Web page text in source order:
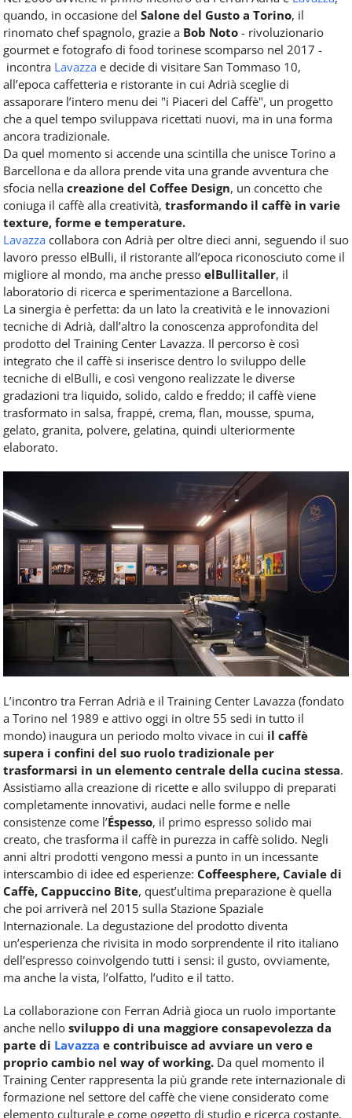
quando, in occasione del Salone del Gusto a Torino, il
rinomato chef spagnolo, grazie a Bob Noto - rivoluzionario
gourmet e fotografo di food torinese scomparso nel 2017 -
incontra Lavazza e decide di visitare San Tommaso 10,
all’epoca caffetteria e ristorante in cui Adrià sceglie di
assaporare l’intero menu dei "i Piaceri del Caffè", un progetto
che a quel tempo sviluppava ricettati nuovi, ma in una forma
ancora tradizionale.
Da quel momento si accende una scintilla che unisce Torino a
Barcellona e da allora prende vita una grande avventura che
sfocia nella creazione del Coffee Design, un concetto che
coniuga il caffè alla creatività, trasformando il caffè in varie
texture, forme e temperature.
Lavazza collabora con Adrià per oltre dieci anni, seguendo il suo
lavoro presso elBulli, il ristorante all’epoca riconosciuto come il
migliore al mondo, ma anche presso elBullitaller, il
laboratorio di ricerca e sperimentazione a Barcellona.
La sinergia è perfetta: da un lato la creatività e le innovazioni
tecniche di Adrià, dall’altro la conoscenza approfondita del
prodotto del Training Center Lavazza. Il percorso è così
integrato che il caffè si inserisce dentro lo sviluppo delle
tecniche di elBulli, e così vengono realizzate le diverse
gradazioni tra liquido, solido, caldo e freddo; il caffè viene
trasformato in salsa, frappé, crema, flan, mousse, spuma,
gelato, granita, polvere, gelatina, quindi ulteriormente
elaborato.
L’incontro tra Ferran Adrià e il Training Center Lavazza (fondato
a Torino nel 1989 e attivo oggi in oltre 55 sedi in tutto il
mondo) inaugura un periodo molto vivace in cui il caffè
supera i confini del suo ruolo tradizionale per
trasformarsi in un elemento centrale della cucina stessa.
Assistiamo alla creazione di ricette e allo sviluppo di preparati
completamente innovativi, audaci nelle forme e nelle
consistenze come l’Éspesso, il primo espresso solido mai
creato, che trasforma il caffè in purezza in caffè solido. Negli
anni altri prodotti vengono messi a punto in un incessante
interscambio di idee ed esperienze: Coffeesphere, Caviale di
Caffè, Cappuccino Bite, quest’ultima preparazione è quella
che poi arriverà nel 2015 sulla Stazione Spaziale
Internazionale. La degustazione del prodotto diventa
un’esperienza che rivisita in modo sorprendente il rito italiano
dell’espresso coinvolgendo tutti i sensi: il gusto, ovviamente,
ma anche la vista, l’olfatto, l’udito e il tatto.
La collaborazione con Ferran Adrià gioca un ruolo importante
anche nello sviluppo di una maggiore consapevolezza da
parte di Lavazza e contribuisce ad avviare un vero e
proprio cambio nel way of working. Da quel momento il
Training Center rappresenta la più grande rete internazionale di
formazione nel settore del caffè che viene considerato come
elemento culturale e come oggetto di studio e ricerca costante.